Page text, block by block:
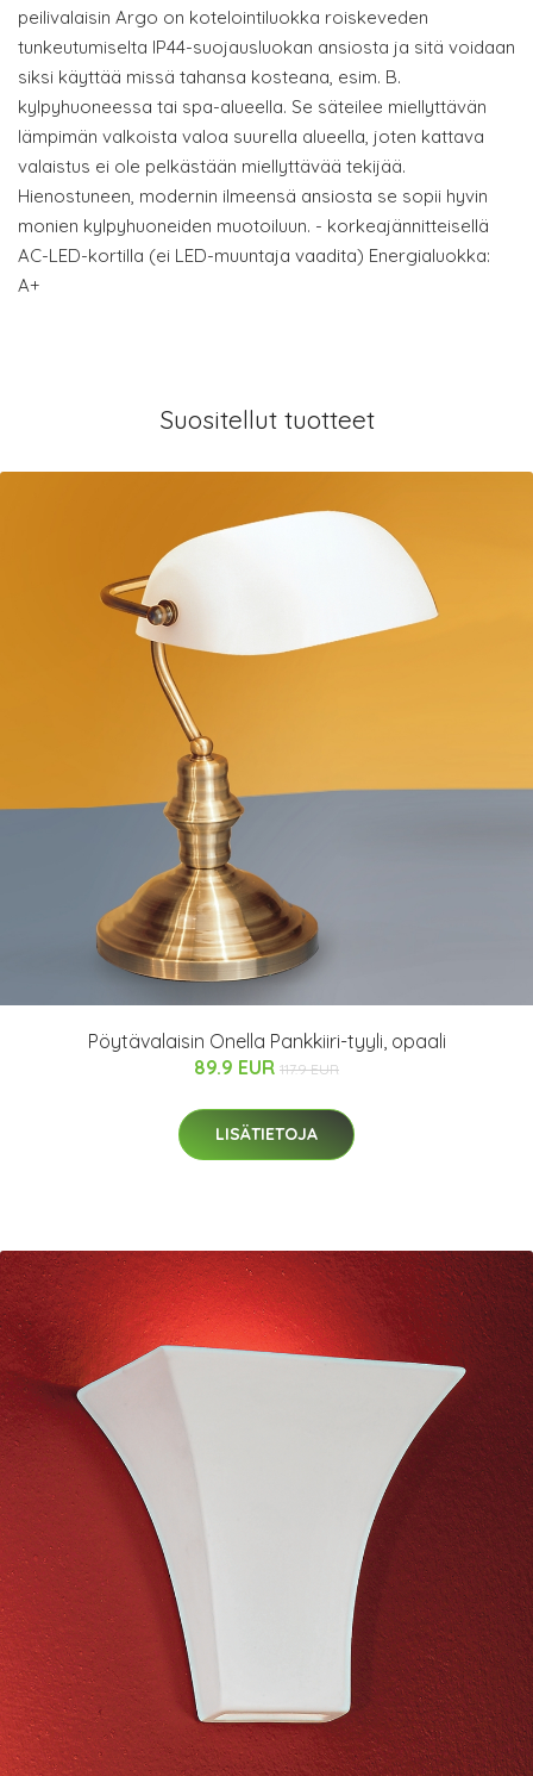
peilivalaisin Argo on kotelointiluokka roiskeveden
tunkeutumiselta IP44-suojausluokan ansiosta ja sitä voidaan
siksi käyttää missä tahansa kosteana, esim. B.
kylpyhuoneessa tai spa-alueella. Se säteilee miellyttävän
lämpimän valkoista valoa suurella alueella, joten kattava
valaistus ei ole pelkästään miellyttävää tekijää.
Hienostuneen, modernin ilmeensä ansiosta se sopii hyvin
monien kylpyhuoneiden muotoiluun. - korkeajännitteisellä
AC-LED-kortilla (ei LED-muuntaja vaadita) Energialuokka:
A+
Suositellut tuotteet
Pöytävalaisin Onella Pankkiiri-tyyli, opaali
89.9 EUR 117.9 EUR
LISÄTIETOJA